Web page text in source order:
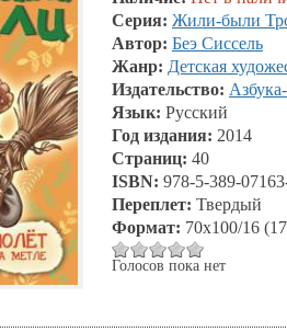
Серия: Жили-были
Автор: Беэ Сиссель
Жанр: Детская
Издательство:
Язык: Русский
Год издания: 2014
Страниц: 40
ISBN: 978-5-389-
Переплет: Твердый
Формат: 70x100/16
Голосов пока нет